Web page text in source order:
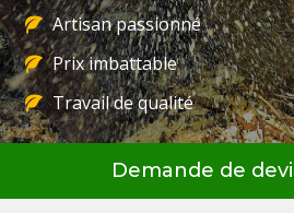
Artisan passionné
Prix imbattable
Travail de qualité
Demande de